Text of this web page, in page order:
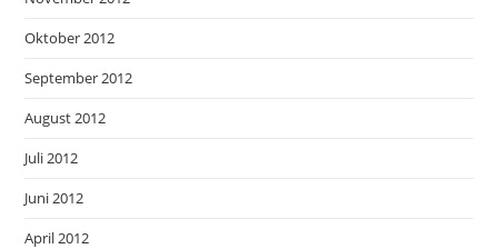
Oktober 2012
September 2012
August 2012
Juli 2012
Juni 2012
April 2012